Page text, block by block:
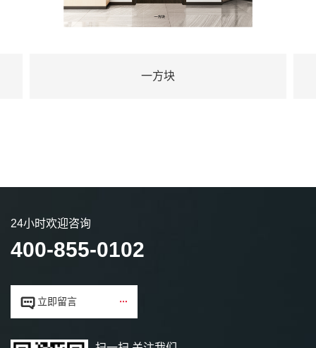
一方块
24小时欢迎咨询
400-855-0102
 立即留言 